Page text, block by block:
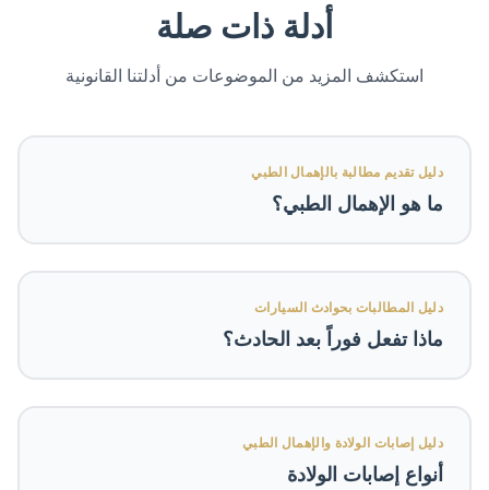
أدلة ذات صلة
استكشف المزيد من الموضوعات من أدلتنا القانونية
دليل تقديم مطالبة بالإهمال الطبي
ما هو الإهمال الطبي؟
دليل المطالبات بحوادث السيارات
ماذا تفعل فوراً بعد الحادث؟
دليل إصابات الولادة والإهمال الطبي
أنواع إصابات الولادة